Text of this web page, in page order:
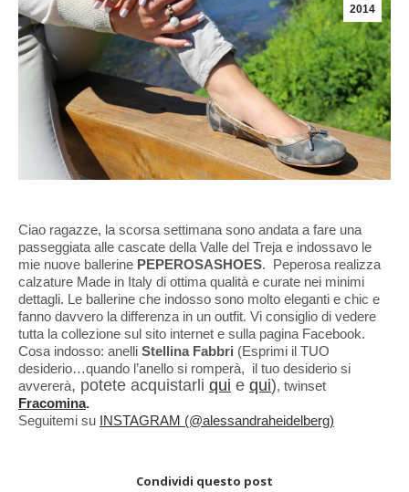
2014
Ciao ragazze, la scorsa settimana sono andata a fare una
passeggiata alle cascate della Valle del Treja e indossavo le
mie nuove ballerine PEPEROSASHOES.
Peperosa realizza
calzature Made in Italy di ottima qualità e curate nei minimi
dettagli. Le ballerine che indosso sono molto eleganti e chic e
fanno davvero la differenza in un outfit. Vi consiglio di vedere
tutta la collezione sul sito internet e sulla pagina Facebook.
Cosa indosso: anelli Stellina Fabbri (Esprimi il TUO
desiderio…quando l’anello si romperà, il tuo desiderio si
avvererà, potete acquistarli qui e qui), twinset
Fracomina.
Seguitemi su
INSTAGRAM (@alessandraheidelberg)
Condividi questo post